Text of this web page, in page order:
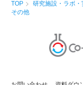
TOP 研究施設・ラボ
その他